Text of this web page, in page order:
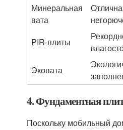
Минеральная
вата
PIR-плиты
Эковата
4. Фундаментная
Поскольку мобильный